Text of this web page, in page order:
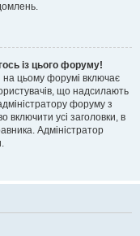
із цього форуму!
цьому форумі включає
що надсилають
форуму з
усі заголовки, в
Адміністратор